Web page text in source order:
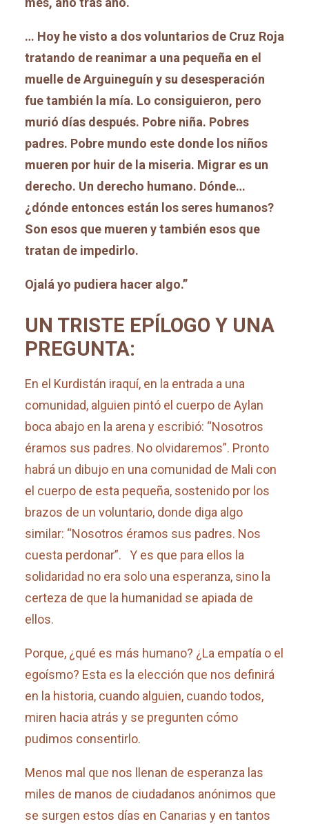
… Hoy he visto a dos voluntarios de Cruz Roja
tratando de reanimar a una pequeña en el
muelle de Arguineguín y su desesperación
fue también la mía. Lo consiguieron, pero
murió días después. Pobre niña. Pobres
padres. Pobre mundo este donde los niños
mueren por huir de la miseria. Migrar es un
derecho. Un derecho humano. Dónde…
¿dónde entonces están los seres humanos?
Son esos que mueren y también esos que
tratan de impedirlo.
Ojalá yo pudiera hacer algo.”
UN TRISTE EPÍLOGO Y UNA
PREGUNTA:
En el Kurdistán iraquí, en la entrada a una
comunidad, alguien pintó el cuerpo de Aylan
boca abajo en la arena y escribió: “Nosotros
éramos sus padres. No olvidaremos”. Pronto
habrá un dibujo en una comunidad de Mali con
el cuerpo de esta pequeña, sostenido por los
brazos de un voluntario, donde diga algo
similar: “Nosotros éramos sus padres. Nos
cuesta perdonar”. Y es que para ellos la
solidaridad no era solo una esperanza, sino la
certeza de que la humanidad se apiada de
ellos.
Porque, ¿qué es más humano? ¿La empatía o el
egoísmo? Esta es la elección que nos definirá
en la historia, cuando alguien, cuando todos,
miren hacia atrás y se pregunten cómo
pudimos consentirlo.
Menos mal que nos llenan de esperanza las
miles de manos de ciudadanos anónimos que
se surgen estos días en Canarias y en tantos